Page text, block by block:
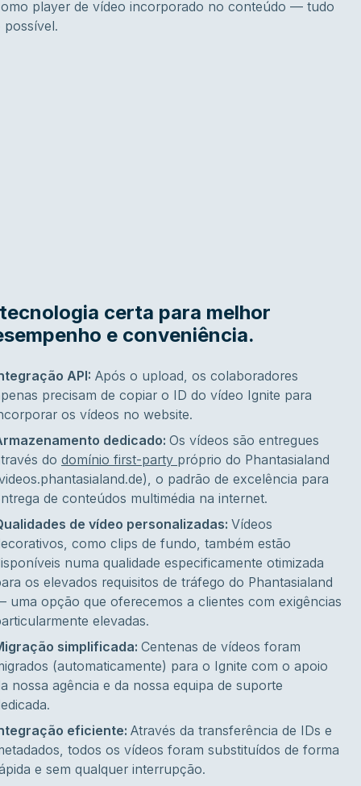
player de vídeo incorporado no conteúdo — tudo
possível.
certa para melhor
e conveniência.
API: Após o upload, os colaboradores
precisam de copiar o ID do vídeo Ignite para
os vídeos no website.
dedicado: Os vídeos são entregues
do domínio first-party próprio do Phantasialand
o padrão de excelência para
de conteúdos multimédia na internet.
de vídeo personalizadas: Vídeos
como clips de fundo, também estão
numa qualidade especificamente otimizada
os elevados requisitos de tráfego do Phantasialand
uma opção que oferecemos a clientes com exigências
elevadas.
simplificada: Centenas de vídeos foram
(automaticamente) para o Ignite com o apoio
nossa agência e da nossa equipa de suporte
eficiente: Através da transferência de IDs e
todos os vídeos foram substituídos de forma
e sem qualquer interrupção.